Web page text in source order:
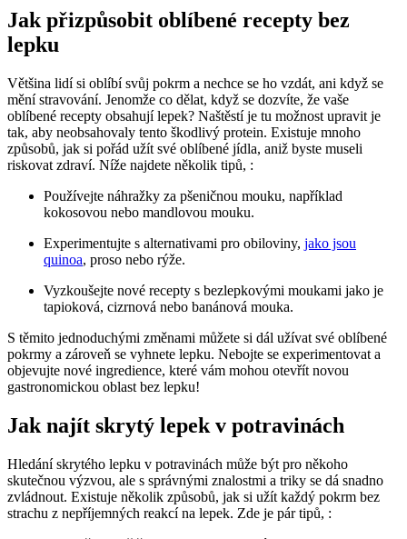
Jak přizpůsobit oblíbené recepty bez
lepku
Většina lidí si oblíbí svůj pokrm a nechce se ho vzdát, ani když se
mění stravování. Jenomže co dělat, když se dozvíte, že vaše
oblíbené recepty obsahují lepek? Naštěstí je tu možnost upravit je
tak, aby neobsahovaly tento škodlivý protein. Existuje mnoho
způsobů, jak si pořád užít své oblíbené jídla, aniž byste museli
riskovat zdraví. Níže najdete několik tipů, :
Používejte náhražky za pšeničnou mouku, například
kokosovou nebo mandlovou mouku.
Experimentujte s alternativami pro obiloviny, jako jsou
quinoa, proso nebo rýže.
Vyzkoušejte nové recepty s bezlepkovými moukami jako je
tapioková, cizrnová nebo banánová mouka.
S těmito jednoduchými změnami můžete si dál užívat své oblíbené
pokrmy a zároveň se vyhnete lepku. Nebojte se experimentovat a
objevujte nové ingredience, které vám mohou otevřít novou
gastronomickou oblast bez lepku!
Jak najít skrytý lepek v potravinách
Hledání skrytého lepku v potravinách může být pro někoho
skutečnou výzvou, ale s správnými znalostmi a triky se dá snadno
zvládnout. Existuje několik způsobů, jak si užít každý pokrm bez
strachu z nepříjemných reakcí na lepek. Zde je pár tipů, :